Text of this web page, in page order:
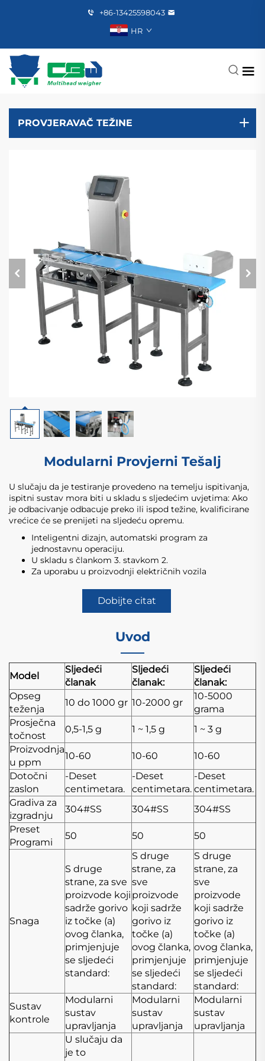
+86-13425598043
HR
PROVJERAVAČ TEŽINE
Modularni Provjerni Tešalj
U slučaju da je testiranje provedeno na temelju ispitivanja,
ispitni sustav mora biti u skladu s sljedećim uvjetima: Ako
je odbacivanje odbacuje preko ili ispod težine, kvalificirane
vrećice će se prenijeti na sljedeću opremu.
Inteligentni dizajn, automatski program za
jednostavnu operaciju.
U skladu s člankom 3. stavkom 2.
Za uporabu u proizvodnji električnih vozila
Dobijte citat
Uvod
Model
Sljedeći
članak
Sljedeći
članak:
Sljedeći
članak:
Opseg
teženja
10 do 1000 gr 10-2000 gr
10-5000
grama
Prosječna
točnost
0,5-1,5 g 1 ~ 1,5 g
1 ~ 3 g
Proizvodnja
u ppm
10-60 10-60
10-60
Dotočni
zaslon
-Deset
centimetara.
-Deset
centimetara.
-Deset
centimetara.
Gradiva za
izgradnju
304#SS 304#SS
304#SS
Preset
Programi
50 50 50
Snaga
S druge
strane, za sve
proizvode koji
sadrže gorivo
iz točke (a)
ovog članka,
primjenjuje
se sljedeći
standard:
S druge
strane, za
sve
proizvode
koji sadrže
gorivo iz
točke (a)
ovog članka,
primjenjuje
se sljedeći
standard:
S druge
strane, za
sve
proizvode
koji sadrže
gorivo iz
točke (a)
ovog članka,
primjenjuje
se sljedeći
standard:
Sustav
kontrole
Modularni
sustav
upravljanja
Modularni
sustav
upravljanja
Modularni
sustav
upravljanja
U slučaju da
je to